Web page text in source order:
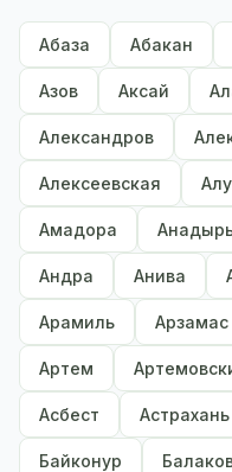
Абаза Абакан
Азов Аксай
Александров
Алексеевская
Амадора
Андра Анива
Арамиль Арзамас
Артем
Асбест Астрахань
Байконур